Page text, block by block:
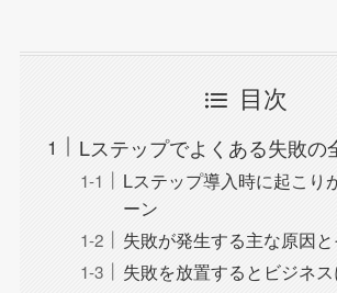
目次
Lステップでよくある失敗の
Lステップ導入時に起こり
ーン
失敗が発生する主な原因
失敗を放置するとビジネ